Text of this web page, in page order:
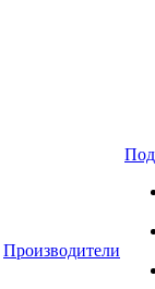
Производители